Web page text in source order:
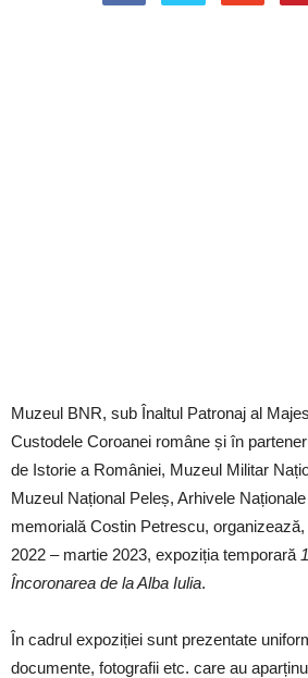
Muzeul BNR, sub Înaltul Patronaj al
Custodele Coroanei române și în
de Istorie a României, Muzeul Militar
Muzeul Național Peleș, Arhivele
memorială Costin Petrescu,
2022 – martie 2023, expoziția temporară
Încoronarea de la Alba Iulia.
În cadrul expoziției sunt prezentate
documente, fotografii etc. care au